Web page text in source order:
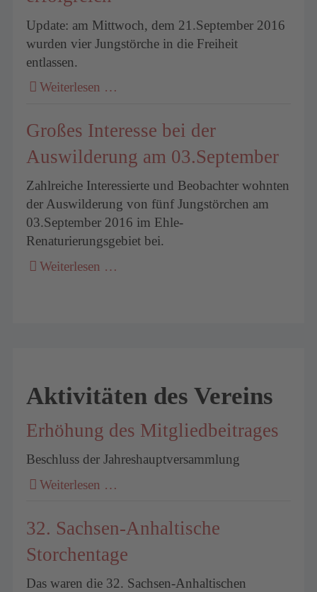
Update: am Mittwoch, dem 21.September 2016
wurden vier Jungstörche in die Freiheit
entlassen.
Weiterlesen …
Großes Interesse bei der
Auswilderung am 03.September
Zahlreiche Interessierte und Beobachter wohnten
der Auswilderung von fünf Jungstörchen am
03.September 2016 im Ehle-
Renaturierungsgebiet bei.
Weiterlesen …
Aktivitäten des Vereins
Erhöhung des Mitgliedbeitrages
Beschluss der Jahreshauptversammlung
Weiterlesen …
32. Sachsen-Anhaltische
Storchentage
Das waren die 32. Sachsen-Anhaltischen